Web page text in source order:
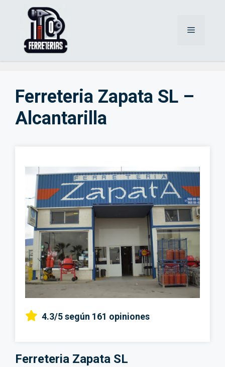
Menú
Ferreteria Zapata SL –
Alcantarilla
4.3/5según 161 opiniones
Ferreteria Zapata SL